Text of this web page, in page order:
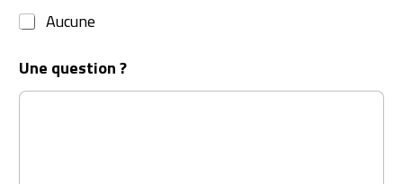
Aucune
Une question ?